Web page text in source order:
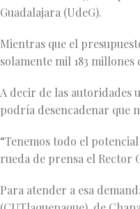
Guadalajara (UdeG).
Mientras que el
solamente mil 183 millones
A decir de las autoridades
podría desencadenar que
“Tenemos todo el
rueda de prensa el Rector
Para atender a esa